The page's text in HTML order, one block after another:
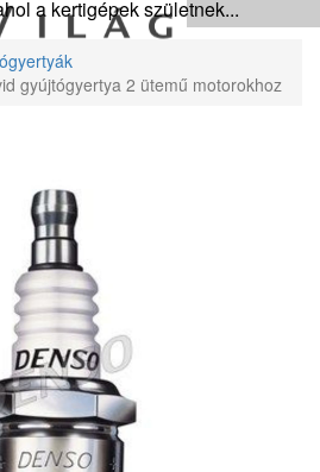
a kertigépek születnek...
gyújtógyertya 2 ütemű motorokhoz